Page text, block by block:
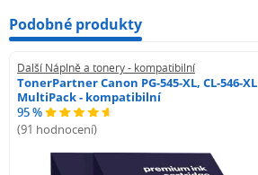
Podobné produkty
Další Náplně a tonery - kompatibilní
TonerPartner Canon PG-545-XL, CL-546-XL
MultiPack - kompatibilní
95 %
(91 hodnocení)